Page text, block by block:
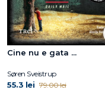
Cine nu e gata ...
Søren Sveistrup
55.3 lei 79.00 lei